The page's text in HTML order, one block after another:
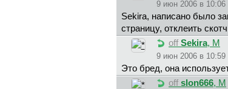
9 июн 2006 в 10:06
Sekira, написано было
страницу, отклеить
off Sekira, М
9 июн 2006 в 10:59
Это бред, она
off slon666, М